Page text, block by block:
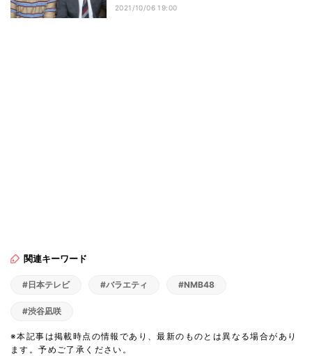
2021/10/06 19:00
関連キーワード
#日本テレビ #バラエティ #NMB48
#渋谷凪咲
※本記事は掲載時点の情報であり、最新のものとは異なる場合があり
ます。予めご了承ください。